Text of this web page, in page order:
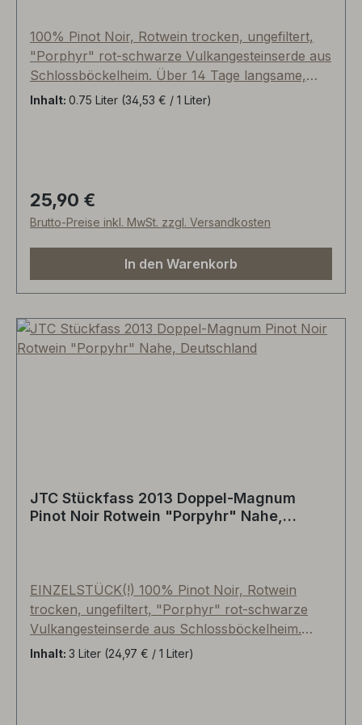
100% Pinot Noir, Rotwein trocken, ungefiltert,
"Porphyr" rot-schwarze Vulkangesteinserde aus
Schlossböckelheim. Über 14 Tage langsame,
kühle Maischegärung mit Schalen, biologischer
Stückfass aus Hunsrücker Eiche. Rauchig-steinig
in der Nase, Sauerkirsch, Granberrysaft und
Cassis. Schöne, "griffige" Säure und perfekt
austariertes Tannin verleihen unserem Pinot
eine burgundische Eleganz mit fruchtbetonten
liefern wir Ihnen diesen Wein zunächst mit der
alten Etikettierung; der Flascheninhalt sind
Inhalt: 0.75 Liter (34,53 € / 1 Liter)
Regulärer Preis:
25,90 €
Brutto-Preise inkl. MwSt. zzgl. Versandkosten
In den Warenkorb
JTC Stückfass 2013 Doppel-Magnum
Pinot Noir Rotwein "Porpyhr" Nahe,
EINZELSTÜCK(!) 100% Pinot Noir, Rotwein
trocken, ungefiltert, "Porphyr" rot-schwarze
Vulkangesteinserde aus Schlossböckelheim.
Über 14 Tage langsame, kühle Maischegärung
Inhalt: 3 Liter (24,97 € / 1 Liter)